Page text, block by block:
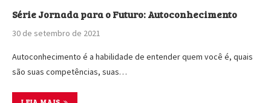
Série Jornada para o Futuro: Autoconhecimento
30 de setembro de 2021
Autoconhecimento é a habilidade de entender quem você é, quais
são suas competências, suas…